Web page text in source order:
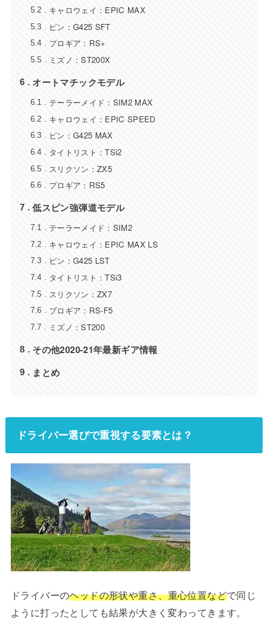
5.2 キャロウェイ：EPIC MAX
5.3 ピン：G425 SFT
5.4 プロギア：RS+
5.5 ミズノ：ST200X
6 オートマチックモデル
6.1 テーラーメイド：SIM2 MAX
6.2 キャロウェイ：EPIC SPEED
6.3 ピン：G425 MAX
6.4 タイトリスト：TSi2
6.5 スリクソン：ZX5
6.6 プロギア：RS5
7 低スピン強弾道モデル
7.1 テーラーメイド：SIM2
7.2 キャロウェイ：EPIC MAX LS
7.3 ピン：G425 LST
7.4 タイトリスト：TSi3
7.5 スリクソン：ZX7
7.6 プロギア：RS-F5
7.7 ミズノ：ST200
8 その他2020-21年最新ギア情報
9 まとめ
ドライバー選びで重視する要素とは？
ドライバーのヘッドの形状や重さ、重心位置などで同じ
ように打ったとしても結果が大きく変わってきます。